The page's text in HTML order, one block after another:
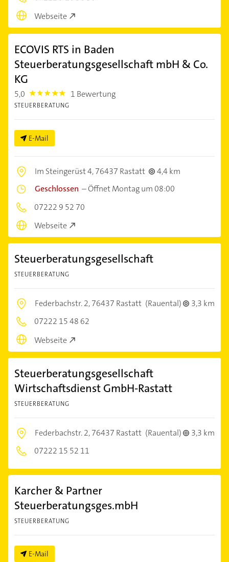
Webseite
ECOVIS RTS in Baden
Steuerberatungsgesellschaft mbH & Co.
KG
5,0 5.0 1 Bewertung
STEUERBERATUNG
E-Mail
Im Steingerüst 4,76437 Rastatt
4,4 km
Geschlossen –Öffnet Montag um 08:00
07222 9 52 70
Webseite
Steuerberatungsgesellschaft
STEUERBERATUNG
Federbachstr. 2,76437 Rastatt (Rauental)
3,3 km
07222 15 48 62
Webseite
Steuerberatungsgesellschaft
Wirtschaftsdienst GmbH-Rastatt
STEUERBERATUNG
Federbachstr. 2,76437 Rastatt (Rauental)
3,3 km
07222 15 52 11
Karcher & Partner
Steuerberatungsges.mbH
STEUERBERATUNG
E-Mail